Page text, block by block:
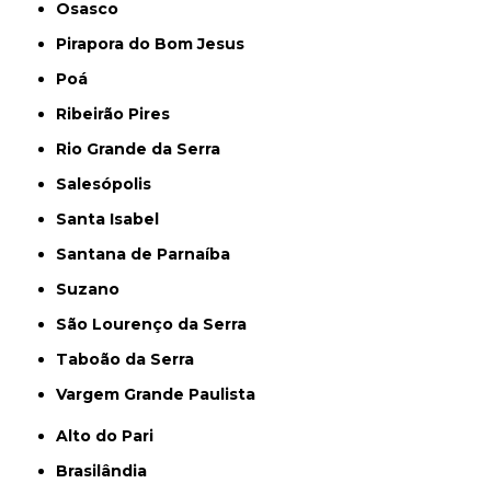
Osasco
Pirapora do Bom Jesus
Poá
Ribeirão Pires
Rio Grande da Serra
Salesópolis
Santa Isabel
Santana de Parnaíba
Suzano
São Lourenço da Serra
Taboão da Serra
Vargem Grande Paulista
Alto do Pari
Brasilândia